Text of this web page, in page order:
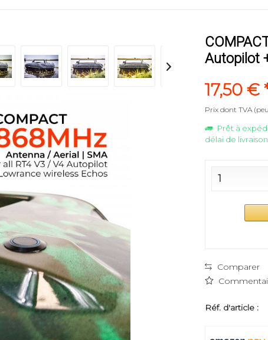
Autopilot
17,50 €
Prix dont TVA
Prêt à
délai de
Comparer
Réf. d'article :